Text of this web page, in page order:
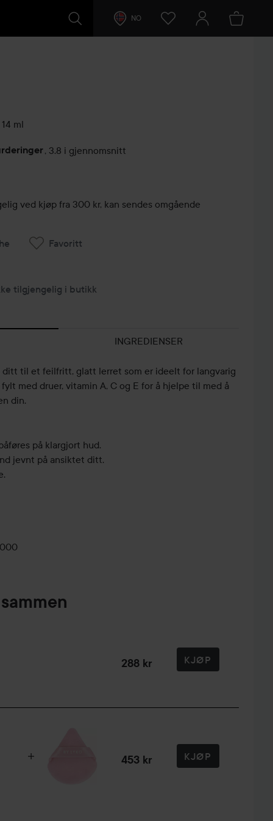
NO
14 ml
, 3.8 i gjennomsnitt
ved kjøp fra 300 kr, kan sendes omgående
Favoritt
tilgjengelig i butikk
INGREDIENSER
ditt til et feilfritt, glatt lerret som er ideelt for langvarig
med druer, vitamin A, C og E for å hjelpe til med å
din.
på klargjort hud.
jevnt på ansiktet ditt.
288 kr KJØP
453 kr KJØP